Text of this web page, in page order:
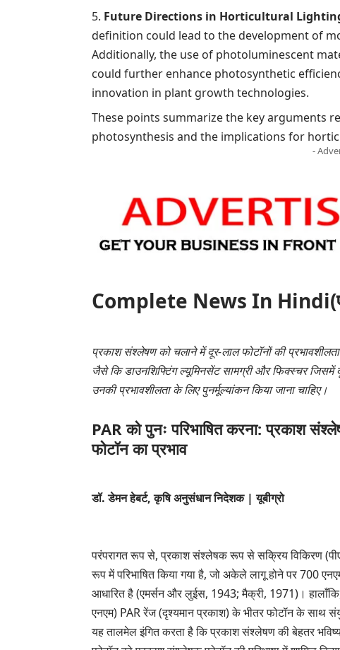
Future Directions in Horticultural
definition could lead to the development of
Additionally, the use of photoluminescent
could further enhance photosynthetic
innovation in plant growth technologies.
These points summarize the key arguments
photosynthesis and the implications for
-
Complete News In
प्रकाश संश्लेषण को चलाने में दूर-लाल फोटॉनों की
जैसे कि डाउनशिफ्टिंग ल्यूमिनसेंट सामग्री और फिक्स्चर
उनकी प्रभावशीलता के लिए पुनर्मूल्यांकन किया जाना चाहिए।
PAR को पुनः परिभाषित करना: प्रकाश
फोटॉन का प्रभाव
डॉ. डेमन हेबर्ट, कृषि अनुसंधान निदेशक |यूबीग्रो
परंपरागत रूप से, प्रकाश संश्लेषक रूप से सक्रिय विकिरण
रूप में परिभाषित किया गया है, जो अकेले लागू होने पर 700
आधारित है (एमर्सन और लुईस, 1943; मैक्री, 1971)।
एनएम) PAR रेंज (दृश्यमान प्रकाश) के भीतर फोटॉन के साथ
यह तालमेल इंगित करता है कि प्रकाश संश्लेषण की बेहतर